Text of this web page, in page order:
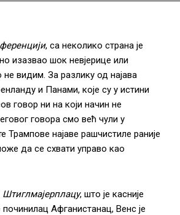
, са неколико страна је
изазвао шок невјерице или
видим. За разлику од најава
и Панами, које су у истини
говор ни на који начин не
говора смо већ чули у
Трампове најаве рашчистиле раније
да се схвати управо као
Штиглмајерплацу, што је касније
Афганистанац, Венс је